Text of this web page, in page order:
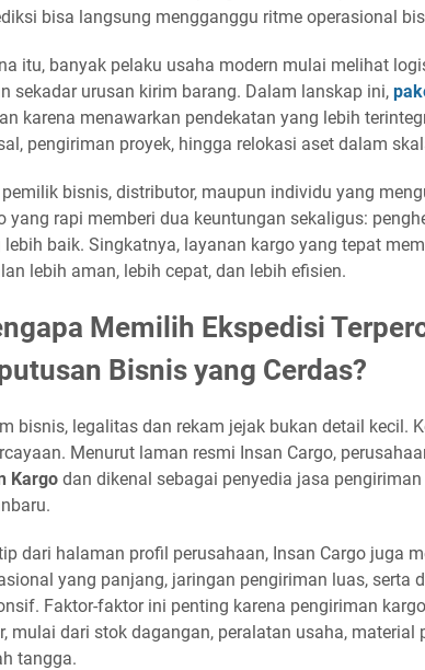
bisa langsung mengganggu ritme operasional
itu, banyak pelaku usaha modern mulai melihat
sekadar urusan kirim barang. Dalam lanskap ini,
karena menawarkan pendekatan yang lebih
pengiriman proyek, hingga relokasi aset dalam
bisnis, distributor, maupun individu yang
yang rapi memberi dua keuntungan sekaligus:
lebih baik. Singkatnya, layanan kargo yang tepat
lebih aman, lebih cepat, dan lebih efisien.
Memilih Ekspedisi
Bisnis yang Cerdas?
bisnis, legalitas dan rekam jejak bukan detail kecil.
Menurut laman resmi Insan Cargo,
Kargo dan dikenal sebagai penyedia jasa
dari halaman profil perusahaan, Insan Cargo juga
yang panjang, jaringan pengiriman luas, serta
Faktor-faktor ini penting karena pengiriman
mulai dari stok dagangan, peralatan usaha, material
tangga.